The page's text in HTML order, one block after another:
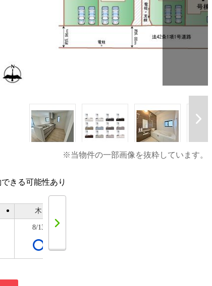
※当物件の一部画像を抜粋しています。
きる可能性あり
木
8/13